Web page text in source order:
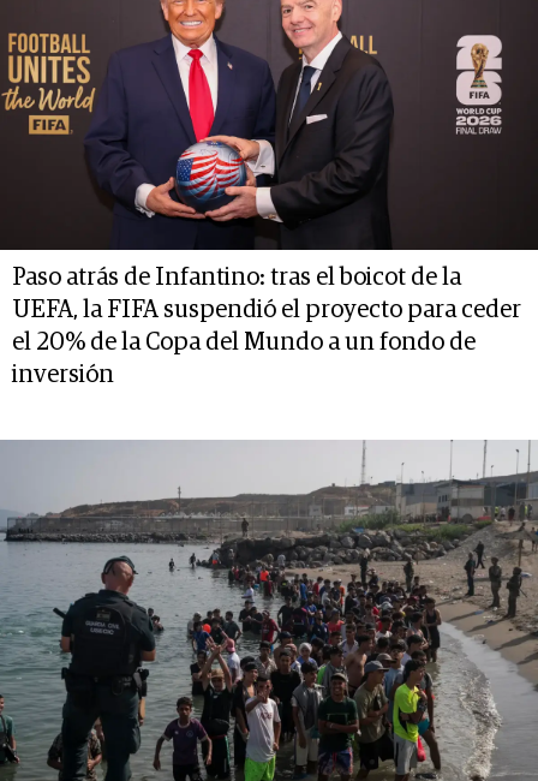
Paso atrás de Infantino: tras el boicot de la
UEFA, la FIFA suspendió el proyecto para ceder
el 20% de la Copa del Mundo a un fondo de
inversión